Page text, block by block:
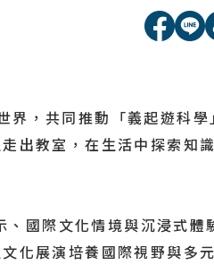
[另開[
，共同推動「義起遊科學
出教室，在生活中探索知識
國際文化情境與沉浸式體
化展演培養國際視野與多